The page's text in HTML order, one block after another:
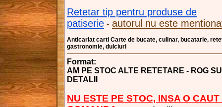
Retetar tip pentru produse de
patiserie - autorul nu este
Anticariat carti Carte de bucate, culinar, bucatarie,
gastronomie, dulciuri
Format:
AM PE STOC ALTE RETETARE - ROG
DETALII
NU ESTE PE STOC, INSA O